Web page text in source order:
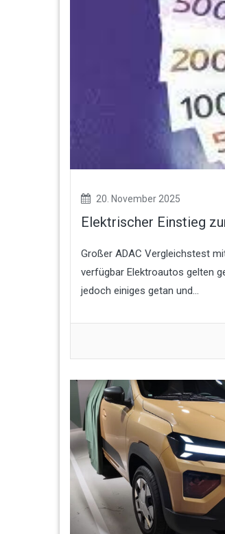
20. November 2025
Elektrischer Einstieg
Großer ADAC Vergleichstest
verfügbar Elektroautos gelten
jedoch einiges getan und...